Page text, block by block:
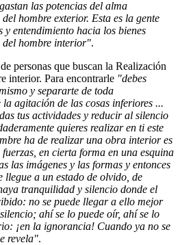
las potencias del alma
hombre exterior. Esta es la gente
y entendimiento hacia los bienes
del hombre interior".
personas que buscan la Realización
interior. Para encontrarle "debes
y separarte de toda
agitación de las cosas inferiores ...
tus actividades y reducir al silencio
quieres realizar en ti este
ha de realizar una obra interior es
en cierta forma en una esquina
las imágenes y las formas y entonces
llegue a un estado de olvido, de
tranquilidad y silencio donde el
no se puede llegar a ello mejor
ahí se lo puede oír, ahí se lo
¡en la ignorancia! Cuando ya no se
revela".